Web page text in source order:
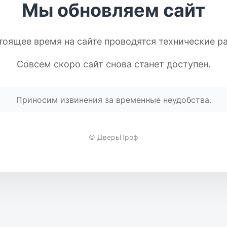
Мы обновляем сайт
время на сайте проводятся технические
Совсем скоро сайт снова станет доступен.
Приносим извинения за временные неудобства.
© ДверьПроф